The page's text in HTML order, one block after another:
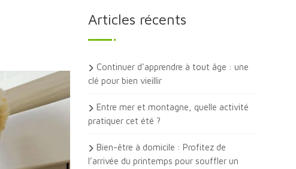
Articles récents
Continuer d’apprendre à tout âge : une
clé pour bien vieillir
Entre mer et montagne, quelle activité
pratiquer cet été ?
Bien-être à domicile : Profitez de
l’arrivée du printemps pour souffler un